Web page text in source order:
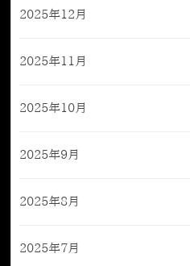
2025年12月
2025年11月
2025年10月
2025年9月
2025年8月
2025年7月